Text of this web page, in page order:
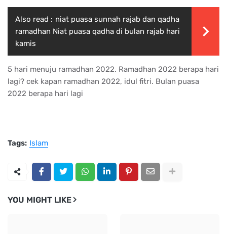
Also read : niat puasa sunnah rajab dan qadha
ramadhan Niat puasa qadha di bulan rajab hari
kamis
5 hari menuju ramadhan 2022. Ramadhan 2022 berapa hari
lagi? cek kapan ramadhan 2022, idul fitri. Bulan puasa
2022 berapa hari lagi
Tags: Islam
YOU MIGHT LIKE